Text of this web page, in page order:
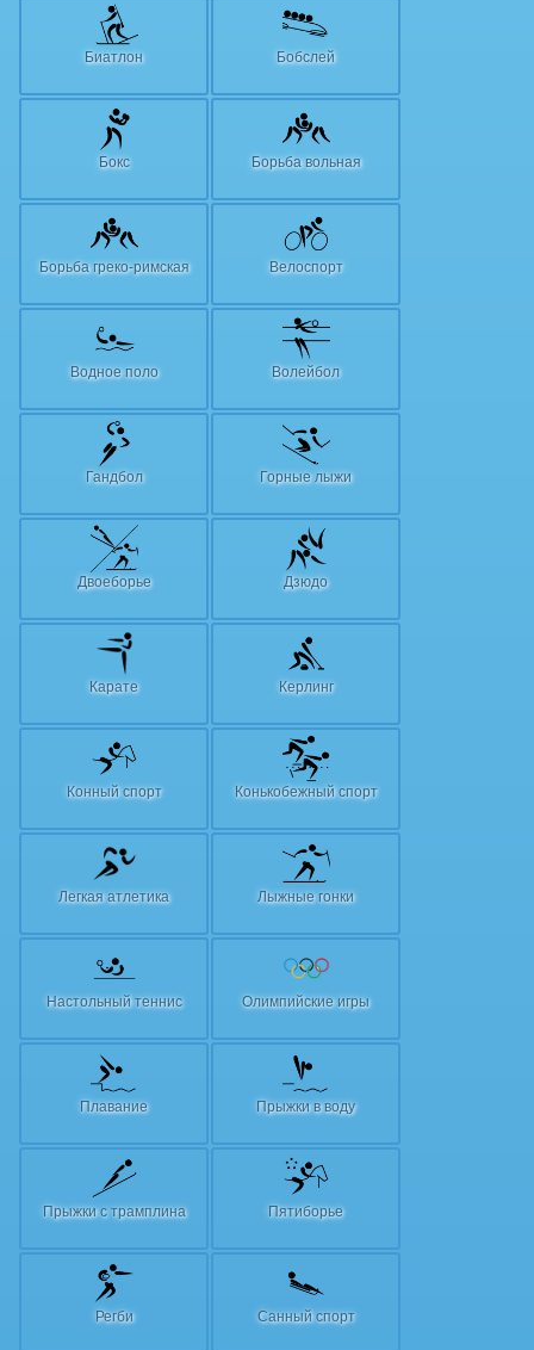
Биатлон Бобслей
Бокс Борьба вольная
Борьба греко-римская Велоспорт
Водное поло Волейбол
Гандбол Горные лыжи
Двоеборье Дзюдо
Карате Керлинг
Конный спорт Конькобежный спорт
Легкая атлетика Лыжные гонки
Настольный теннис Олимпийские игры
Плавание Прыжки в воду
Прыжки с трамплина Пятиборье
Регби Санный спорт